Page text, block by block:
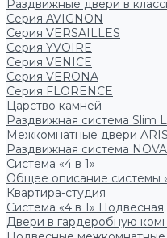
Раздвижные двери в
Серия AVIGNON
Серия VERSAILLES
Серия YVOIRE
Серия VENICE
Серия VERONA
Серия FLORENCE
Царство камней
Раздвижная система Slim
Межкомнатные двери
Раздвижная система NOVA
Система «4 в 1»
Общее описание системы
Квартира-студия
Система «4 в 1» Подвесная
Двери в гардеробную